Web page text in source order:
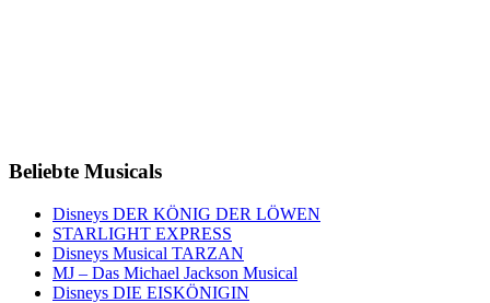
Beliebte Musicals
Disneys DER KÖNIG DER LÖWEN
STARLIGHT EXPRESS
Disneys Musical TARZAN
MJ – Das Michael Jackson Musical
Disneys DIE EISKÖNIGIN